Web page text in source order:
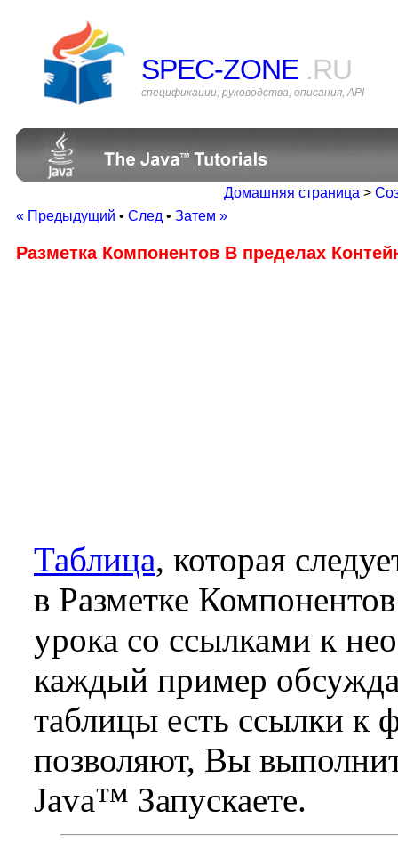
SPEC-ZONE .RU
спецификации, руководства, описания, API
Домашняя страница >
« Предыдущий • След • Затем »
Разметка Компонентов В пределах
Таблица, которая
в Разметке
урока со ссылками к
каждый пример
таблицы есть ссылки к
позволяют, Вы
Java™ Запускаете.